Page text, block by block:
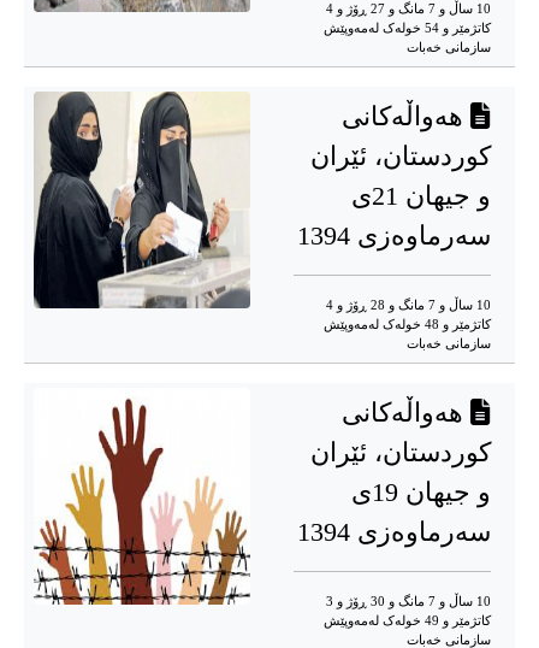
10 ساڵ و 7 مانگ و 27 ڕۆژ و 4
کاتژمێر و 54 خوله‌ک له‌مه‌وپێش‌
سازمانی خەبات
هەواڵەکانی
کوردستان، ئێران
و جیهان 21ی
سەرماوەزی 1394
10 ساڵ و 7 مانگ و 28 ڕۆژ و 4
کاتژمێر و 48 خوله‌ک له‌مه‌وپێش‌
سازمانی خەبات
هەواڵەکانی
کوردستان، ئێران
و جیهان 19ی
سەرماوەزی 1394
10 ساڵ و 7 مانگ و 30 ڕۆژ و 3
کاتژمێر و 49 خوله‌ک له‌مه‌وپێش‌
سازمانی خەبات